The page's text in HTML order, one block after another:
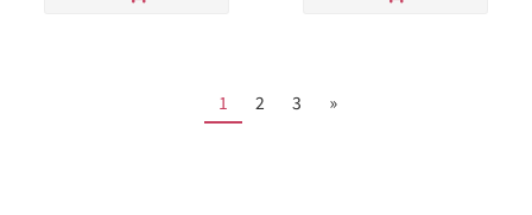
1 2 3 »